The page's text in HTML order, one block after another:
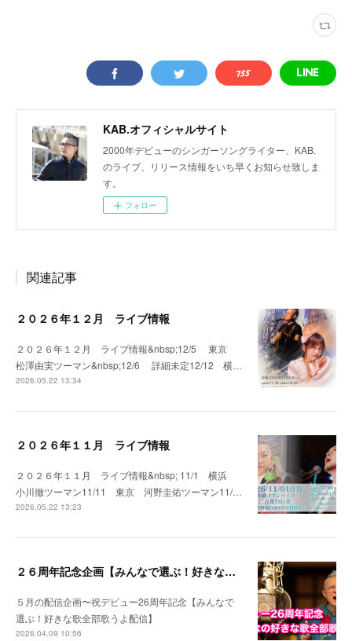
KAB.オフィシャルサイト
2000年デビューのシンガーソングライター、KAB.
のライブ、リリース情報をいち早くお知らせ致しま
す。
フォロー
関連記事
２０２６年１２月 ライブ情報
２０２６年１２月 ライブ情報&nbsp;12/5 東京
松澤由実ツーマン&nbsp;12/6 詳細未定12/12 横…
2026.05.22 13:34
２０２６年１１月 ライブ情報
２０２６年１１月 ライブ情報&nbsp; 11/1 横浜
小川徹ツーマン11/11 東京 河野圭佑ツーマン11/…
2026.05.22 13:23
２６周年記念企画【みんなで選ぶ！好きな歌全部歌うよ配信】
５月の配信企画〜祝デビュー26周年記念【みんなで
選ぶ！好きな歌全部歌うよ配信】
2026.04.09 10:56